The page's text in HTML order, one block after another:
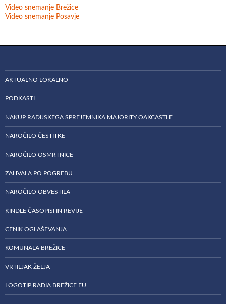
Video snemanje Brežice
Video snemanje Posavje
AKTUALNO LOKALNO
PODKASTI
NAKUP RADIJSKEGA SPREJEMNIKA MAJORITY OAKCASTLE
NAROČILO ČESTITKE
NAROČILO OSMRTNICE
ZAHVALA PO POGREBU
NAROČILO OBVESTILA
KINDLE ČASOPISI IN REVIJE
CENIK OGLAŠEVANJA
KOMUNALA BREŽICE
VRTILJAK ŽELJA
LOGOTIP RADIA BREŽICE EU